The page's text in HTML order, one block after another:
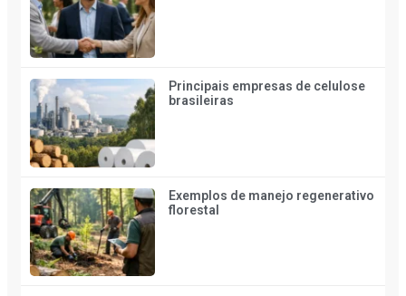
Principais empresas de celulose
brasileiras
Exemplos de manejo regenerativo
florestal